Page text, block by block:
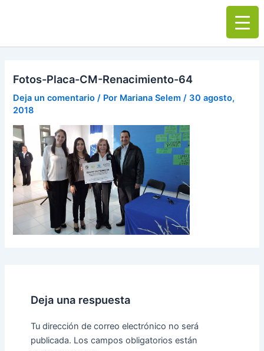
Main
Fotos-Placa-CM-Renacimiento-64
Deja un comentario / Por Mariana Selem/ 30 agosto,
2018
Deja una respuesta
Tu dirección de correo electrónico no será
publicada. Los campos obligatorios están